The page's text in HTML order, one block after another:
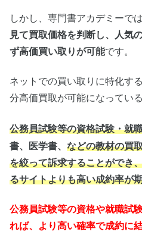
しかし、専門書アカデミーでは
見て買取価格を判断し、人気
ず高価買い取りが可能です。
ネットでの買い取りに特化す
分高価買取が可能になってい
公務員試験等の資格試験・就
書、医学書、 などの教材の買
を絞って訴求することができ
るサイトよりも高い成約率が
公務員試験等の資格や就職試
れば、より高い確率で成約に